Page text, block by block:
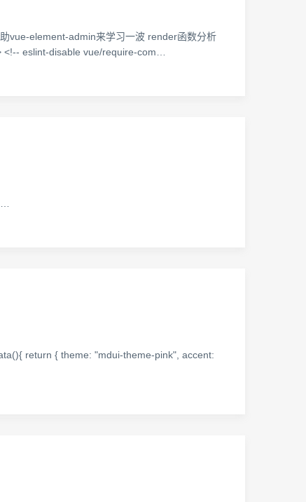
vue-element-admin来学习一波 render函数分析
eslint-disable vue/require-com…
return { theme: "mdui-theme-pink", accent: